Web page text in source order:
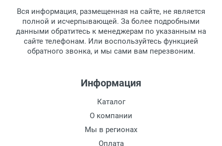
Перечисление средств на расчетный счет.
товара.
Для получения товара при себе
обязательно иметь паспорт.
Заказ необходимо забрать в течение 3
рабочих дней с момента поступления на
дополнительных расходов за хранение
Доставляем товар по Москве компанией
Сдэк до ближайшего к вам пункта
Вся информация, размещенная на сайте, не является
полной и исчерпывающей. За более подробными
данными обратитесь к менеджерам по указанным на
сайте телефонам. Или воспользуйтесь функцией
обратного звонка, и мы сами вам перезвоним.
Информация
Каталог
О компании
Мы в регионах
Оплата